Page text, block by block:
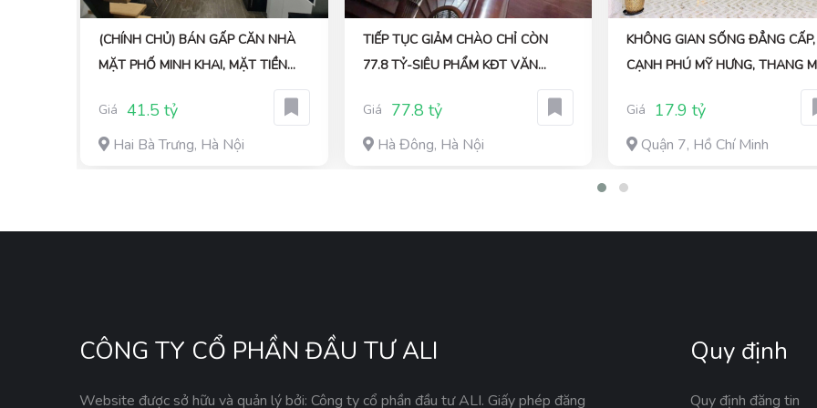
(CHÍNH CHỦ) BÁN GẤP CĂN NHÀ
MẶT PHỐ MINH KHAI, MẶT TIỀN
4.2M2, NHÀ XÂY 7 TẦNG THANG
MÁY, 75M2,
Giá 41.5 tỷ
Hai Bà Trưng, Hà Nội
TIẾP TỤC GIẢM CHÀO CHỈ CÒN
77.8 TỶ-SIÊU PHẨM KĐT VĂN
QUÁN, HÀ ĐÔNG-210M X 4T, MẶT
TIỀN 10M
Giá 77.8 tỷ
Hà Đông, Hà Nội
KHÔNG GIAN SỐNG ĐẲNG CẤP,
CẠNH PHÚ MỸ HƯNG, THANG
Giá
17.9 tỷ
Quận 7, Hồ Chí Minh
CÔNG TY CỔ PHẦN ĐẦU TƯ ALI
Website được sở hữu và quản lý bởi: Công ty cổ phần đầu tư ALI. Giấy phép đăng
Quy định
Quy định đăng tin